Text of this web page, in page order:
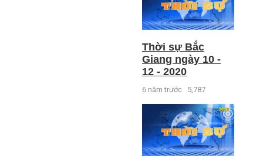
Thời sự Bắc
Giang ngày 10 -
12 - 2020
6 năm trước 5,787